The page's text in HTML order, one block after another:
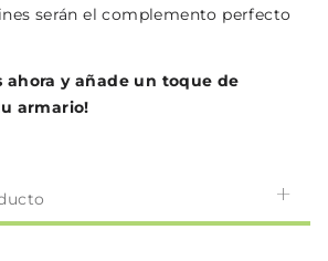
serán el complemento perfecto
ahora y añade un toque de
armario!